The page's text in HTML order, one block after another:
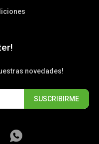
novedades!
SUSCRIBIRME
